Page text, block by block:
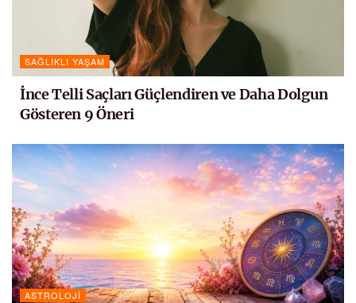
SAĞLIKLI YAŞAM
İnce Telli Saçları Güçlendiren ve Daha Dolgun
Gösteren 9 Öneri
ASTROLOJI